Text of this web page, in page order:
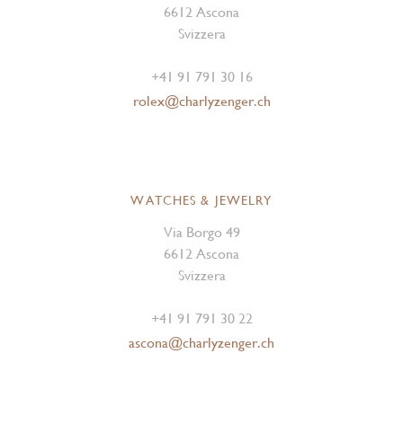
6612 Ascona
Svizzera
+41 91 791 30 16
rolex@charlyzenger.ch
WATCHES & JEWELRY
Via Borgo 49
6612 Ascona
Svizzera
+41 91 791 30 22
ascona@charlyzenger.ch